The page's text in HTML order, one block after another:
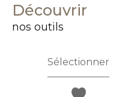
découvrir
nos outils
Sélectionner